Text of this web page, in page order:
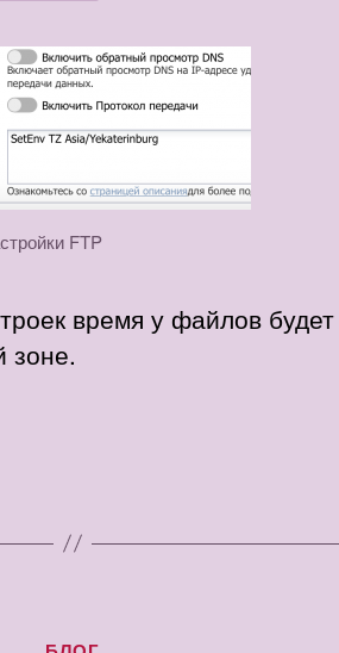
FTP
время у файлов будет
зоне.
Рубрики